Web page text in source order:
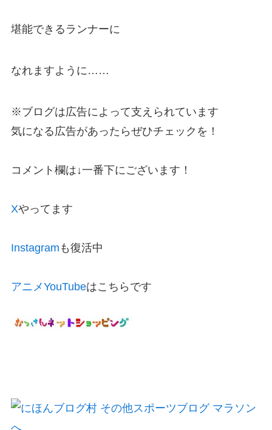
堪能できるランナーに
なれますように……
※ブログは広告によって支えられています
気になる広告があったらぜひチェックを！
コメント欄は↓一番下にございます！
Xやってます
Instagram も復活中
アニメYouTubeはこちらです